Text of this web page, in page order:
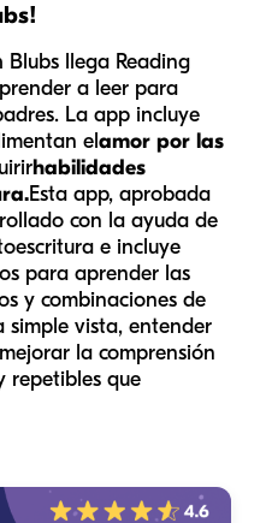
Blubs llega Reading
a leer para
La app incluye
elamor por las
habilidades
Esta app, aprobada
con la ayuda de
e incluye
para aprender las
y combinaciones de
simple vista, entender
la comprensión
repetibles que